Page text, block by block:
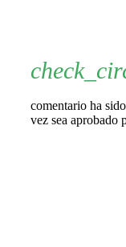
comentario ha
vez sea aprobado